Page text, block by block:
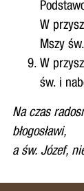
W
Mszy
W
św. i
Na czas
błogosławi,
a św. Józef,